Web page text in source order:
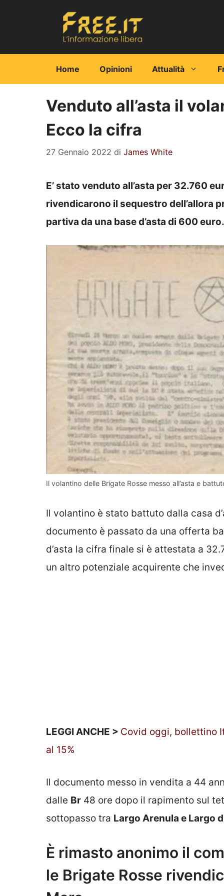
Home Opinioni Attualità
Venduto all’asta il
Ecco la cifra
27 Gennaio 2022 di James White
E’ stato venduto all’asta per 32.760
rivendicarono il sequestro dell’allora
partiva da una base d’asta di 600 euro.
Il volantino delle Brigate Rosse messo all’asta e
Il volantino è stato battuto dalla casa
documento è passato da una offerta
d’asta la cifra finale si è attestata a
un altro potenziale acquirente che
LEGGI ANCHE > Covid oggi, bollettino
al 15%
Il documento messo in vendita a 44
dalle Br 48 ore dopo il rapimento sul
sottopasso tra Largo Arenula e Largo
È rimasto anonimo il
le Brigate Rosse